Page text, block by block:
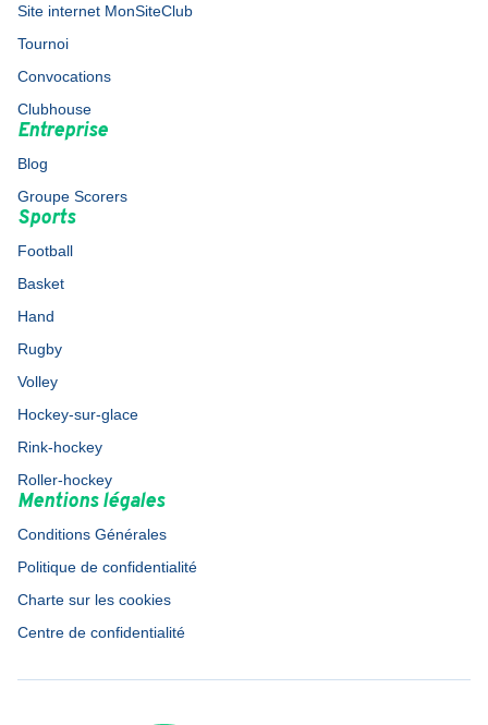
Site internet MonSiteClub
Tournoi
Convocations
Clubhouse
Entreprise
Blog
Groupe Scorers
Sports
Football
Basket
Hand
Rugby
Volley
Hockey-sur-glace
Rink-hockey
Roller-hockey
Mentions légales
Conditions Générales
Politique de confidentialité
Charte sur les cookies
Centre de confidentialité